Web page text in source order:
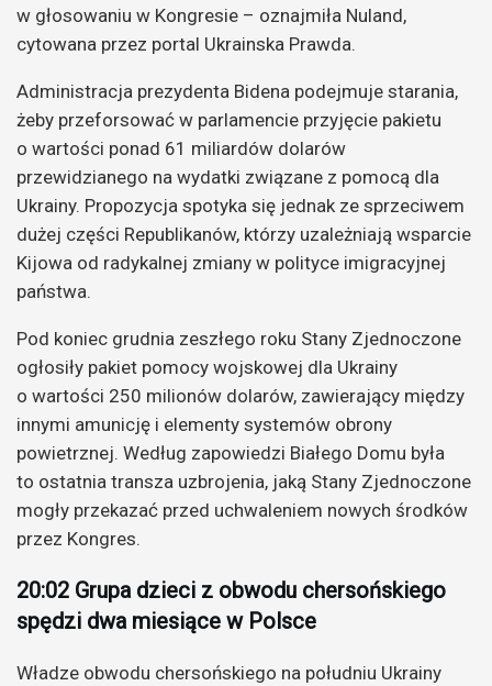
w głosowaniu w Kongresie – oznajmiła Nuland,
cytowana przez portal Ukrainska Prawda.
Administracja prezydenta Bidena podejmuje starania,
żeby przeforsować w parlamencie przyjęcie pakietu
o wartości ponad 61 miliardów dolarów
przewidzianego na wydatki związane z pomocą dla
Ukrainy. Propozycja spotyka się jednak ze sprzeciwem
dużej części Republikanów, którzy uzależniają wsparcie
Kijowa od radykalnej zmiany w polityce imigracyjnej
państwa.
Pod koniec grudnia zeszłego roku Stany Zjednoczone
ogłosiły pakiet pomocy wojskowej dla Ukrainy
o wartości 250 milionów dolarów, zawierający między
innymi amunicję i elementy systemów obrony
powietrznej. Według zapowiedzi Białego Domu była
to ostatnia transza uzbrojenia, jaką Stany Zjednoczone
mogły przekazać przed uchwaleniem nowych środków
przez Kongres.
20:02 Grupa dzieci z obwodu chersońskiego
spędzi dwa miesiące w Polsce
Władze obwodu chersońskiego na południu Ukrainy